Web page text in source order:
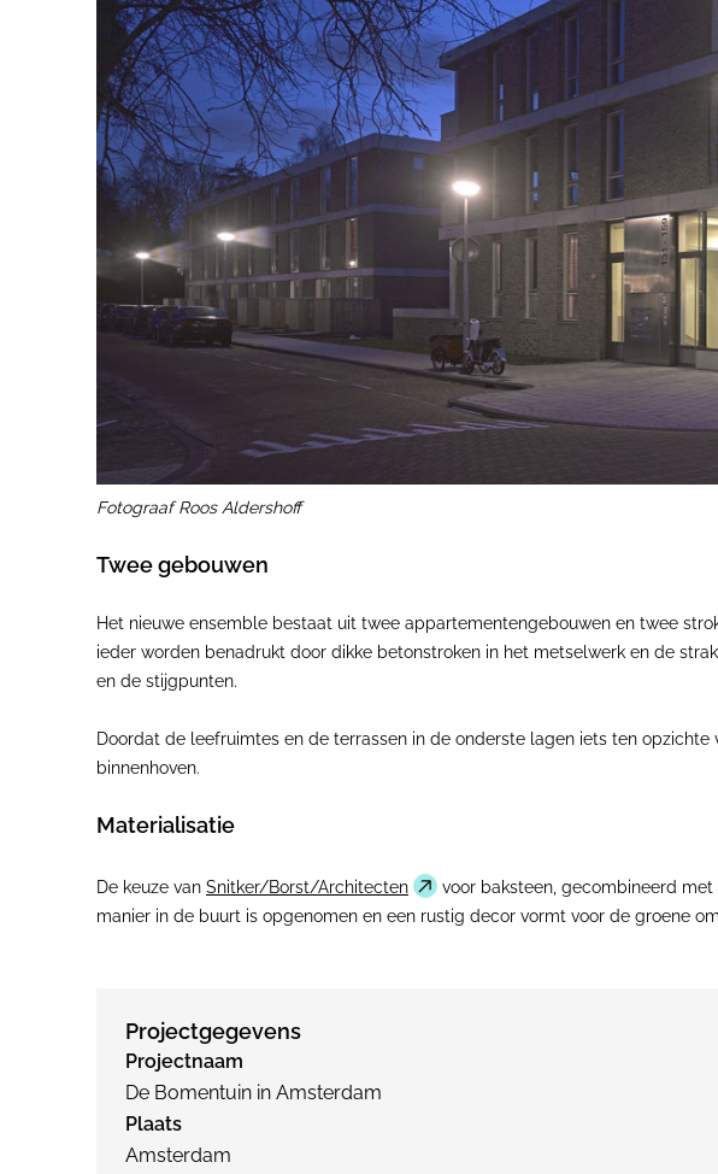
Fotograaf Roos Aldershoff
Twee gebouwen
Het nieuwe ensemble bestaat uit twee appartementengebouwen en twee
ieder worden benadrukt door dikke betonstroken in het metselwerk en de
en de stijgpunten.
Doordat de leefruimtes en de terrassen in de onderste lagen iets ten
binnenhoven.
Materialisatie
De keuze van Snitker/Borst/Architecten
voor baksteen, gecombineerd
manier in de buurt is opgenomen en een rustig decor vormt voor de groene
Projectgegevens
Projectnaam
De Bomentuin in Amsterdam
Plaats
Amsterdam